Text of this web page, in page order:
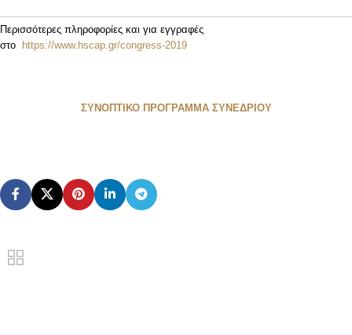
Περισσότερες πληροφορίες και για εγγραφές
στο
https://www.hscap.gr/congress-2019
ΣΥΝΟΠΤΙΚΟ ΠΡΟΓΡΑΜΜΑ ΣΥΝΕΔΡΙΟΥ